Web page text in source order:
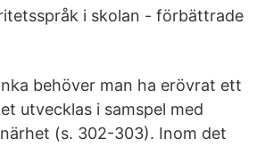
i skolan - förbättrade
behöver man ha erövrat ett
utvecklas i samspel med
(s. 302-303). Inom det